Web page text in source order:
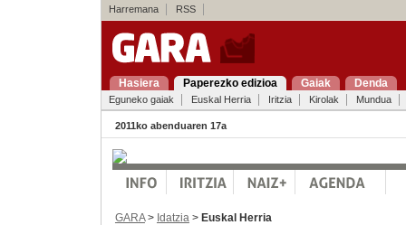
Harremana RSS
Hasiera Paperezko edizioa Gaiak Denda
Eguneko gaiak Euskal Herria Iritzia Kirolak Mundua
2011ko abenduaren 17a
GARA> Idatzia > Euskal Herria